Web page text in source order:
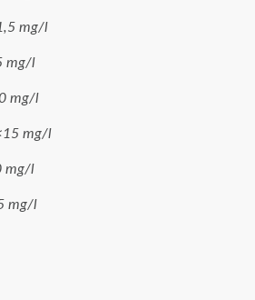
mg/l
mg/l
mg/l
mg/l
mg/l
mg/l